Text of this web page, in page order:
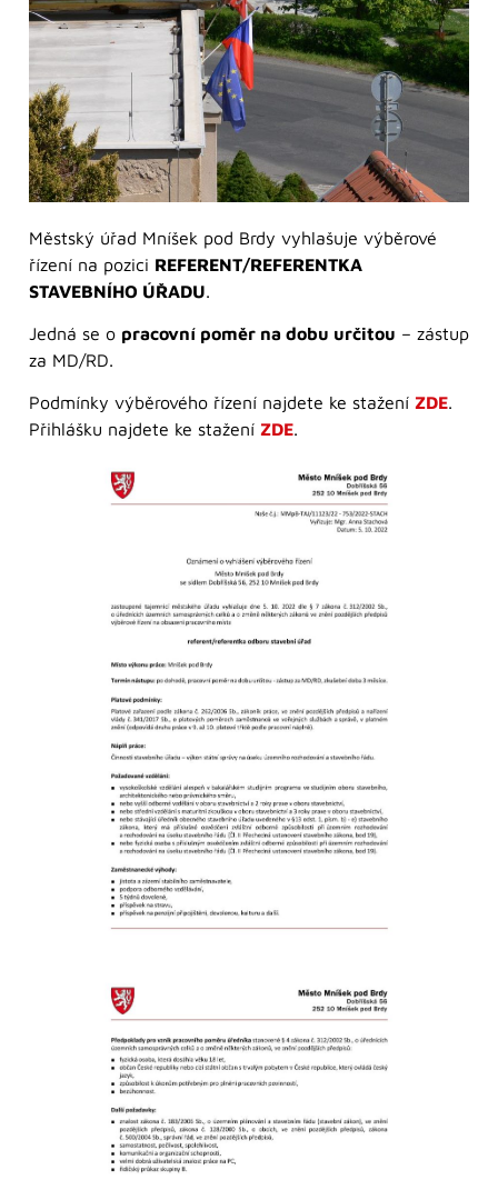
Městský úřad Mníšek pod Brdy vyhlašuje výběrové
řízení na pozici REFERENT/REFERENTKA
STAVEBNÍHO ÚŘADU.
Jedná se o pracovní poměr na dobu určitou – zástup
za MD/RD.
Podmínky výběrového řízení najdete ke stažení ZDE.
Přihlášku najdete ke stažení ZDE.